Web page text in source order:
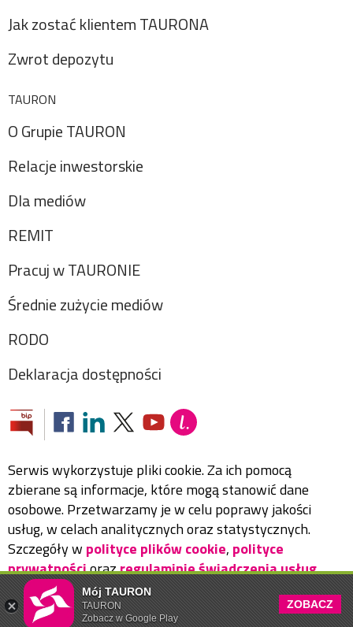
Jak zostać klientem TAURONA
Zwrot depozytu
TAURON
O Grupie TAURON
Relacje inwestorskie
Dla mediów
REMIT
Pracuj w TAURONIE
Średnie zużycie mediów
RODO
Deklaracja dostępności
Serwis wykorzystuje pliki cookie. Za ich pomocą
zbierane są informacje, które mogą stanowić dane
osobowe. Przetwarzamy je w celu poprawy jakości
usług, w celach analitycznych oraz statystycznych.
Szczegóły w polityce plików cookie, polityce
prywatnościorazregulaminie świadczenia usług.
Copyright ©2026TAURON Polska Energia
Mój TAURON
TAURON
Zobacz w Google Play
ZOBACZ